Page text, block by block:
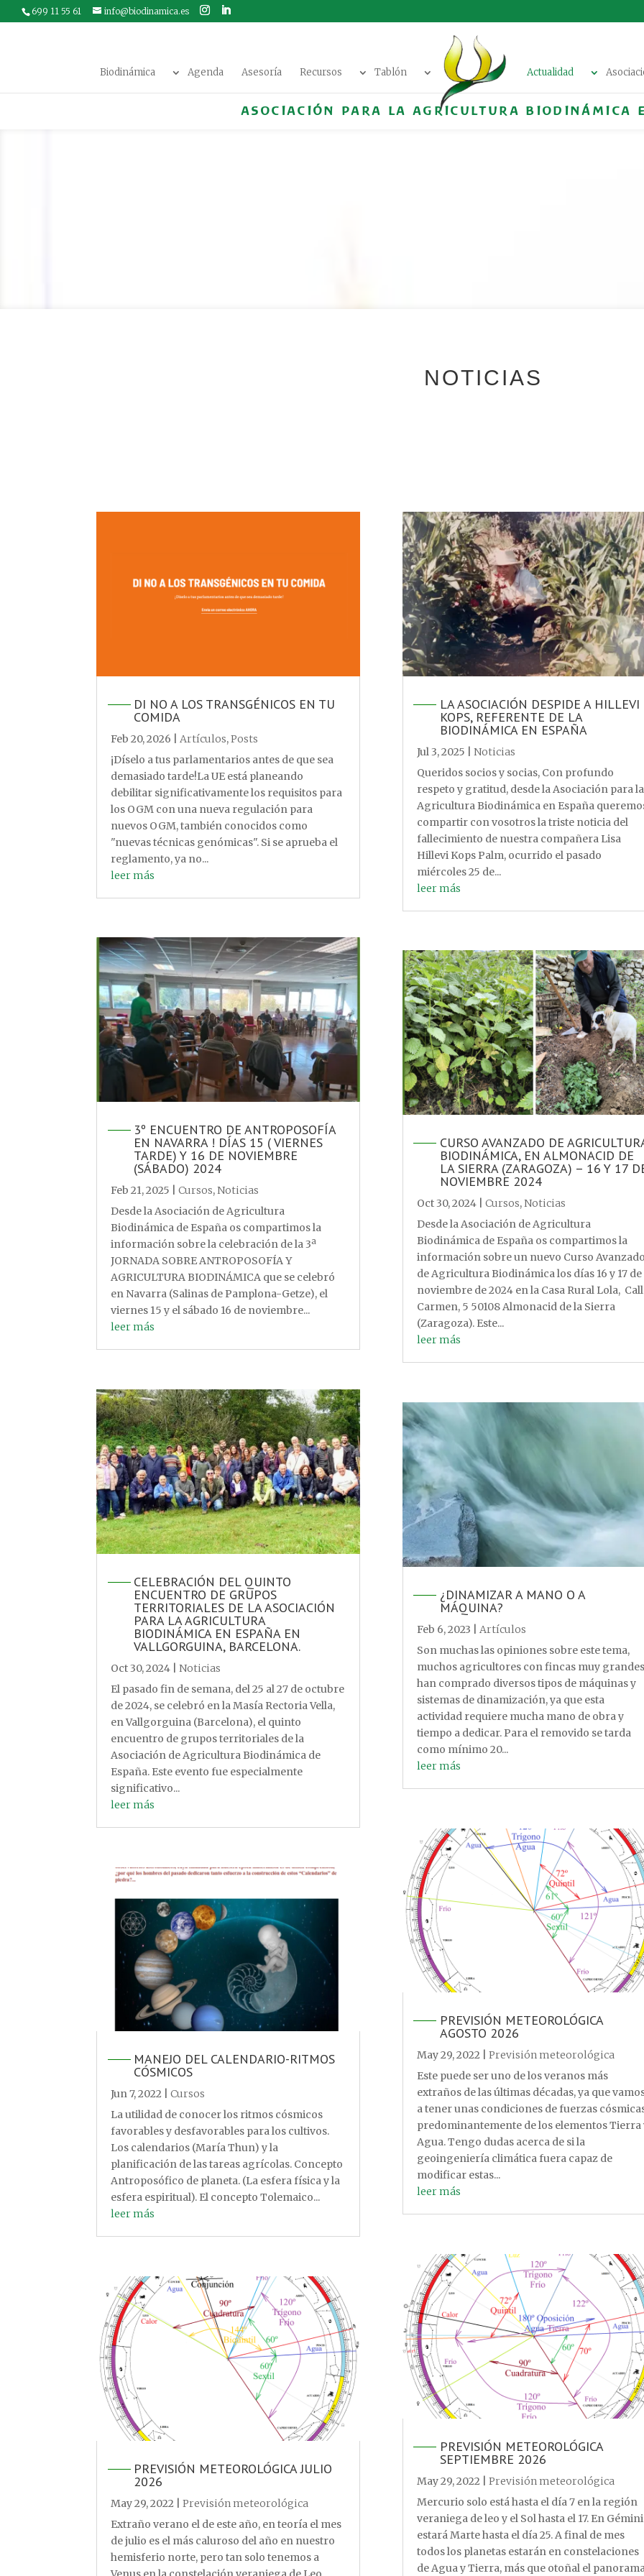
699 11 55 61 info@biodinamica.es
Biodinámica Agenda Asesoría Recursos Tablón Actualidad
ASOCIACIÓN PARA LA AGRICULTURA BIODINÁMICA
NOTICIAS
DI NO A LOS TRANSGÉNICOS EN TU
COMIDA
Feb 20, 2026 |Artículos,Posts
¡Díselo a tus parlamentarios antes de que sea
demasiado tarde!La UE está planeando
debilitar significativamente los requisitos para
los OGM con una nueva regulación para
nuevos OGM, también conocidos como
"nuevas técnicas genómicas". Si se aprueba el
reglamento, ya no...
leer más
3º ENCUENTRO DE ANTROPOSOFÍA
EN NAVARRA ! DÍAS 15 ( VIERNES
TARDE) Y 16 DE NOVIEMBRE
(SÁBADO) 2024
Feb 21, 2025 |Cursos,Noticias
Desde la Asociación de Agricultura
Biodinámica de España os compartimos la
información sobre la celebración de la 3ª
JORNADA SOBRE ANTROPOSOFÍA Y
AGRICULTURA BIODINÁMICA que se celebró
en Navarra (Salinas de Pamplona-Getze), el
viernes 15 y el sábado 16 de noviembre...
leer más
CELEBRACIÓN DEL QUINTO
ENCUENTRO DE GRUPOS
TERRITORIALES DE LA ASOCIACIÓN
PARA LA AGRICULTURA
BIODINÁMICA EN ESPAÑA EN
VALLGORGUINA, BARCELONA.
Oct 30, 2024 |Noticias
El pasado fin de semana, del 25 al 27 de octubre
de 2024, se celebró en la Masía Rectoria Vella,
en Vallgorguina (Barcelona), el quinto
encuentro de grupos territoriales de la
Asociación de Agricultura Biodinámica de
España. Este evento fue especialmente
significativo...
leer más
MANEJO DEL CALENDARIO-RITMOS
CÓSMICOS
Jun 7, 2022 |Cursos
La utilidad de conocer los ritmos cósmicos
favorables y desfavorables para los cultivos.
Los calendarios (María Thun) y la
planificación de las tareas agrícolas. Concepto
Antroposófico de planeta. (La esfera física y la
esfera espiritual). El concepto Tolemaico...
leer más
PREVISIÓN METEOROLÓGICA JULIO
2026
May 29, 2022 |Previsión meteorológica
Extraño verano el de este año, en teoría el mes
de julio es el más caluroso del año en nuestro
hemisferio norte, pero tan solo tenemos a
LA ASOCIACIÓN DESPIDE A HILLEVI
KOPS, REFERENTE DE LA
BIODINÁMICA EN ESPAÑA
Jul 3, 2025
Noticias
Queridos socios y socias, Con profundo
respeto y gratitud, desde la Asociación para la
Agricultura Biodinámica en España
compartir con vosotros la triste noticia del
fallecimiento de nuestra compañera Lisa
Hillevi Kops Palm, ocurrido el pasado
miércoles 25 de...
leer más
CURSO AVANZADO DE
BIODINÁMICA, EN ALMONACID DE
LA SIERRA (ZARAGOZA) – 16 Y 17
NOVIEMBRE 2024
Oct 30, 2024| Cursos,Noticias
Desde la Asociación de Agricultura
Biodinámica de España os compartimos la
información sobre un nuevo Curso
de Agricultura Biodinámica los días 16 y 17 de
noviembre de 2024 en la Casa Rural Lola,
Carmen, 5 50108 Almonacid de la Sierra
(Zaragoza). Este...
leer más
¿DINAMIZAR A MANO O A
MÁQUINA?
Feb 6, 2023
Artículos
Son muchas las opiniones sobre este tema,
muchos agricultores con fincas muy grandes
han comprado diversos tipos de máquinas y
sistemas de dinamización, ya que esta
actividad requiere mucha mano de obra y
tiempo a dedicar. Para el removido se tarda
como mínimo 20...
leer más
PREVISIÓN METEOROLÓGICA
AGOSTO 2026
May 29, 2022
Previsión meteorológica
Este puede ser uno de los veranos más
extraños de las últimas décadas, ya que
a tener unas condiciones de fuerzas
predominantemente de los elementos Tierra
Agua. Tengo dudas acerca de si la
geoingeniería climática fuera capaz de
modificar estas...
leer más
PREVISIÓN METEOROLÓGICA
SEPTIEMBRE 2026
May 29, 2022
Previsión meteorológica
Mercurio solo está hasta el día 7 en la región
veraniega de leo y el Sol hasta el 17. En
estará Marte hasta el día 25. A final de mes
todos los planetas estarán en constelaciones
de Agua y Tierra, más que otoñal el